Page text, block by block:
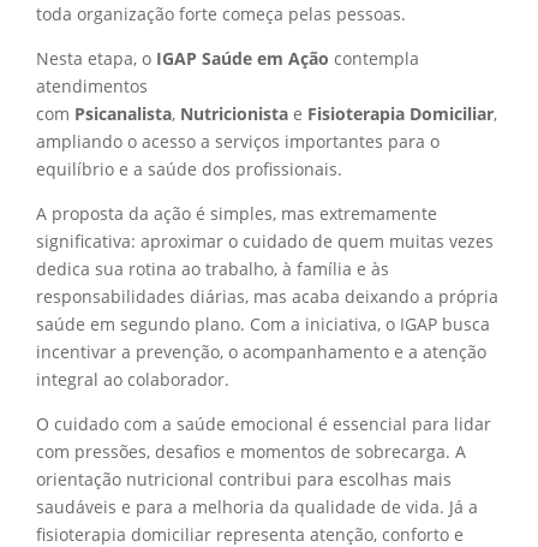
toda organização forte começa pelas pessoas.
Nesta etapa, o IGAP Saúde em Ação contempla
atendimentos
com Psicanalista, Nutricionista e Fisioterapia Domiciliar,
ampliando o acesso a serviços importantes para o
equilíbrio e a saúde dos profissionais.
A proposta da ação é simples, mas extremamente
significativa: aproximar o cuidado de quem muitas vezes
dedica sua rotina ao trabalho, à família e às
responsabilidades diárias, mas acaba deixando a própria
saúde em segundo plano. Com a iniciativa, o IGAP busca
incentivar a prevenção, o acompanhamento e a atenção
integral ao colaborador.
O cuidado com a saúde emocional é essencial para lidar
com pressões, desafios e momentos de sobrecarga. A
orientação nutricional contribui para escolhas mais
saudáveis e para a melhoria da qualidade de vida. Já a
fisioterapia domiciliar representa atenção, conforto e